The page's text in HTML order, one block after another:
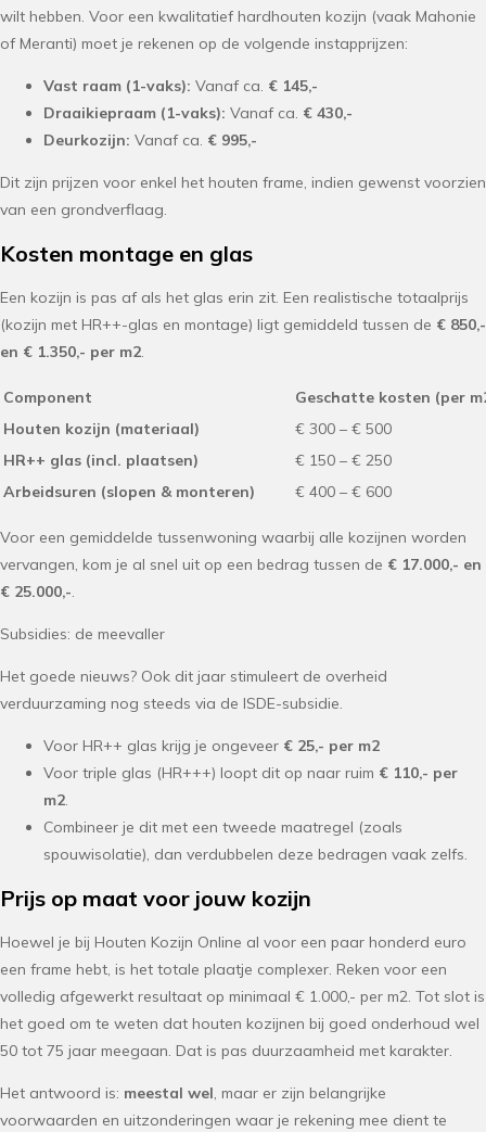
wilt hebben. Voor een kwalitatief hardhouten kozijn (vaak Mahonie
of Meranti) moet je rekenen op de volgende instapprijzen:
Vast raam (1-vaks): Vanaf ca. € 145,-
Draaikiepraam (1-vaks): Vanaf ca. € 430,-
Deurkozijn: Vanaf ca. € 995,-
Dit zijn prijzen voor enkel het houten frame, indien gewenst voorzien
van een grondverflaag.
Kosten montage en glas
Een kozijn is pas af als het glas erin zit. Een realistische totaalprijs
(kozijn met HR++-glas en montage) ligt gemiddeld tussen de € 850,-
en € 1.350,- per m2.
Component
Geschatte kosten (per
Houten kozijn (materiaal)
€ 300 – € 500
HR++ glas (incl. plaatsen)
€ 150 – € 250
Arbeidsuren (slopen & monteren)
€ 400 – € 600
Voor een gemiddelde tussenwoning waarbij alle kozijnen worden
vervangen, kom je al snel uit op een bedrag tussen de € 17.000,- en
€ 25.000,-.
Subsidies: de meevaller
Het goede nieuws? Ook dit jaar stimuleert de overheid
verduurzaming nog steeds via de ISDE-subsidie.
Voor HR++ glas krijg je ongeveer € 25,- per m2
Voor triple glas (HR+++) loopt dit op naar ruim € 110,- per
m2.
Combineer je dit met een tweede maatregel (zoals
spouwisolatie), dan verdubbelen deze bedragen vaak zelfs.
Prijs op maat voor jouw kozijn
Hoewel je bij Houten Kozijn Online al voor een paar honderd euro
een frame hebt, is het totale plaatje complexer. Reken voor een
volledig afgewerkt resultaat op minimaal € 1.000,- per m2. Tot slot is
het goed om te weten dat houten kozijnen bij goed onderhoud wel
50 tot 75 jaar meegaan. Dat is pas duurzaamheid met karakter.
Het antwoord is: meestal wel, maar er zijn belangrijke
voorwaarden en uitzonderingen waar je rekening mee dient te